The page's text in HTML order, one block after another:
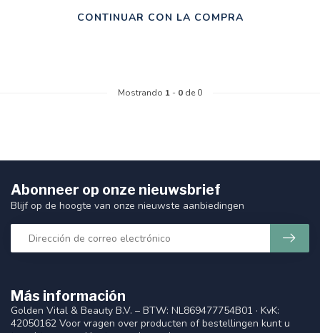
CONTINUAR CON LA COMPRA
Mostrando 1 - 0 de 0
Más información
Golden Vital & Beauty B.V. – BTW: NL869477754B01 · KvK:
42050162 Voor vragen over producten of bestellingen kunt u
Abonneer op onze nieuwsbrief
Blijf op de hoogte van onze nieuwste aanbiedingen